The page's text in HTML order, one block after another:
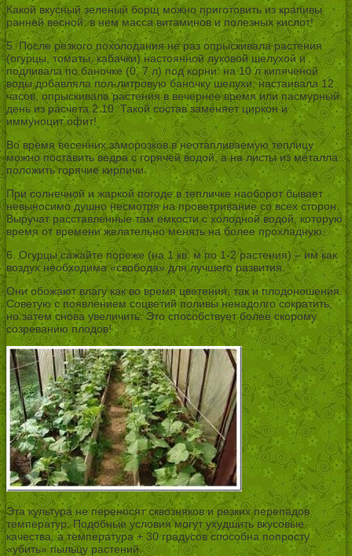
Какой вкусный зеленый борщ можно приготовить из крапивы
ранней весной: в нем масса витаминов и полезных кислот!
5. После резкого похолодания не раз опрыскивала растения
(огурцы, томаты, кабачки) настоянной луковой шелухой и
подливала по баночке (0, 7 л) под корни: на 10 л кипяченой
воды добавляла пол-литровую баночку шелухи, настаивала 12
часов, опрыскивала растения в вечернее время или пасмурный
день из расчета 2:10. Такой состав заменяет циркон и
иммуноцит офит!
Во время весенних заморозков в неотапливаемую теплицу
можно поставить ведра с горячей водой, а на листы из металла
положить горячие кирпичи.
При солнечной и жаркой погоде в тепличке наоборот бывает
невыносимо душно несмотря на проветривание со всех сторон.
Выручат расставленные там емкости с холодной водой, которую
время от времени желательно менять на более прохладную.
6. Огурцы сажайте пореже (на 1 кв. м по 1-2 растения) – им как
воздух необходима «свобода» для лучшего развития.
Они обожают влагу как во время цветения, так и плодоношения.
Советую с появлением соцветий поливы ненадолго сократить,
но затем снова увеличить. Это способствует более скорому
созреванию плодов!
Эта культура не переносят сквозняков и резких перепадов
температур. Подобные условия могут ухудшить вкусовые
качества, а температура + 30 градусов способна попросту
«убить» пыльцу растений.